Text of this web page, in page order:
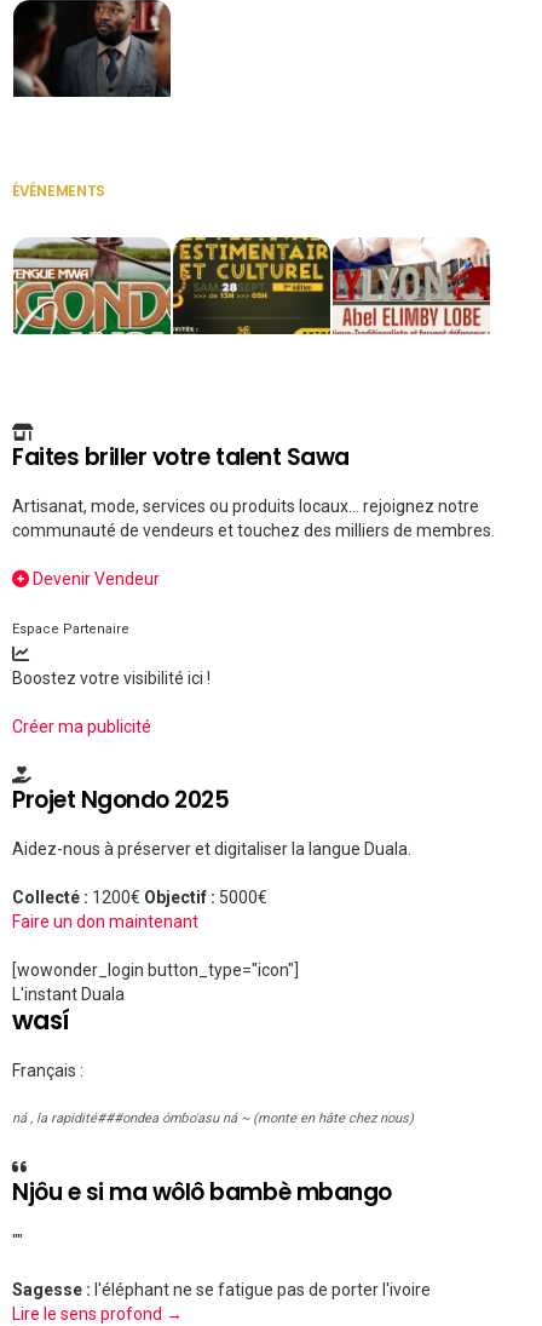
ÉVÉNEMENTS
Faites briller votre talent Sawa
Artisanat, mode, services ou produits locaux... rejoignez notre
communauté de vendeurs et touchez des milliers de membres.
Devenir Vendeur
Espace Partenaire
Boostez votre visibilité ici !
Créer ma publicité
Projet Ngondo 2025
Aidez-nous à préserver et digitaliser la langue Duala.
Collecté : 1200€ Objectif : 5000€
Faire un don maintenant
[wowonder_login button_type="icon"]
L'instant Duala
wasí
Français :
ná , la rapidité###ondea ómɓo'asu ná ~ (monte en hâte chez nous)
Njôu e si ma wôlô bambè mbango
""
Sagesse : l'éléphant ne se fatigue pas de porter l'ivoire
Lire le sens profond →